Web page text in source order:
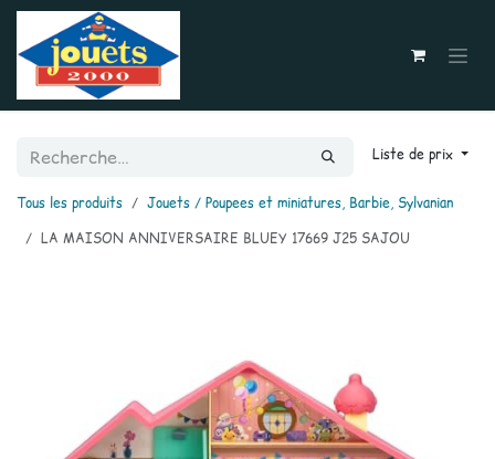
Se rendre au contenu
Liste de prix
Tous les produits
Jouets / Poupees et miniatures, Barbie, Sylvanian
LA MAISON ANNIVERSAIRE BLUEY 17669 J25 SAJOU